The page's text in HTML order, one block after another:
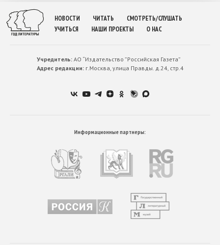
НОВОСТИ ЧИТАТЬ
СМОТРЕТЬ/СЛУШАТЬ
УЧИТЬСЯ
НАШИ ПРОЕКТЫ О НАС
Учредитель:АО “Издательство ”Российская Газета”
Адрес редакции:г.Москва, улица Правды. д.24, стр.4
Информационные партнеры: